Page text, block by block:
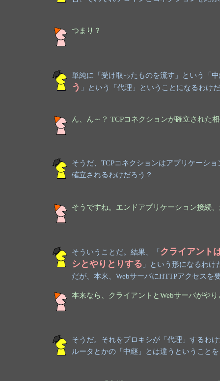
つまり？
単純に「受け取ったものを流す」という「
う 」という「代理」ということになるわけ
ん、ん～？ TCPコネクションが確立された
そうだ、TCPコネクションはアプリケーシ
確立されるわけだろう？
そうですね。エンドアプリケーション接続
そういうことだ。結果、「クライアント
シとやりとりする 」という形になるわけ
だが、本来、WebサーバにHTTPアクセスを
本来なら、クライアントとWebサーバがや
そうだ。それをプロキシが「代理」するわ
ルータとかの「中継」とは違うということ